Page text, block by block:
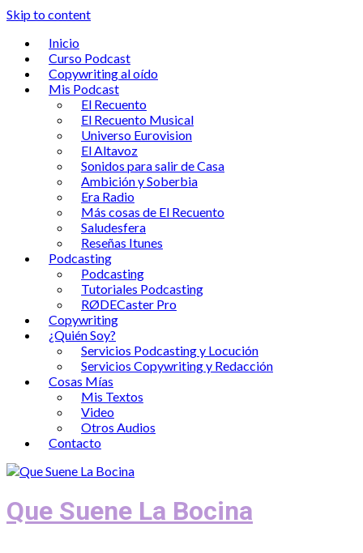
Skip to content
Inicio
Curso Podcast
Copywriting al oído
Mis Podcast
El Recuento
El Recuento Musical
Universo Eurovision
El Altavoz
Sonidos para salir de Casa
Ambición y Soberbia
Era Radio
Más cosas de El Recuento
Saludesfera
Reseñas Itunes
Podcasting
Podcasting
Tutoriales Podcasting
RØDECaster Pro
Copywriting
¿Quién Soy?
Servicios Podcasting y Locución
Servicios Copywriting y Redacción
Cosas Mías
Mis Textos
Video
Otros Audios
Contacto
Que Suene La Bocina